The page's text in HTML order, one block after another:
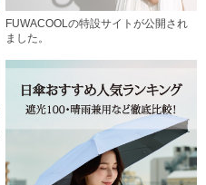
FUWACOOLの特設サイトが公開され
ました。